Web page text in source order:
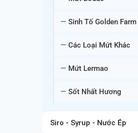
Sinh Tố Golden Farm
Các Loại Mứt Khác
Mứt Lermao
Sốt Nhất Hương
Siro - Syrup - Nước Ép